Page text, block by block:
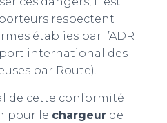
respectent
établies par l’ADR
international des
par Route).
de cette conformité
pour le chargeur de